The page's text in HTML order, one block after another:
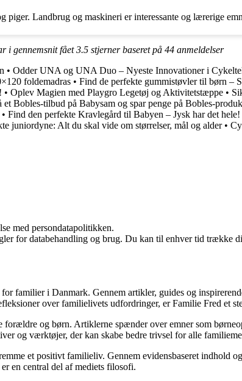
piger. Landbrug og maskineri er interessante og lærerige
i gennemsnit fået3.5 stjerner baseret på 44 anmeldelser
• Odder UNA og UNA Duo – Nyeste Innovationer i
foldemadras • Find de perfekte gummistøvler til børn –
• Oplev Magien med Playgro Legetøj og Aktivitetstæppe •
et Bobles-tilbud på Babysam og spar penge på Bobles-
• Find den perfekte Kravlegård til Babyen – Jysk har det hele!
juniordyne: Alt du skal vide om størrelser, mål og alder•
med persondatapolitikken.
for databehandling og brug. Du kan til enhver tid trække
familier i Danmark. Gennem artikler, guides og
over familielivets udfordringer, er Familie Fred et
og børn. Artiklerne spænder over emner som
og værktøjer, der kan skabe bedre trivsel for alle
et positivt familieliv. Gennem evidensbaseret indhold
en central del af mediets filosofi.